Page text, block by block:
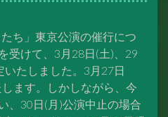
ち」東京公演の催行につ
受けて、3月28日(土)、29
いたしました。3月27日
ます。しかしながら、今
、30日(月)公演中止の場合